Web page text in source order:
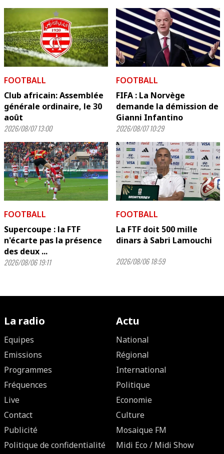
FOOTBALL
Club africain: Assemblée
générale ordinaire, le 30
août
2026/08/07 13:00
FOOTBALL
FIFA : La Norvège
demande la démission de
Gianni Infantino
2026/08/07 10:29
FOOTBALL
Supercoupe : la FTF
n'écarte pas la présence
des deux ...
2026/08/06 19:11
FOOTBALL
La FTF doit 500 mille
dinars à Sabri Lamouchi
2026/08/06 18:59
La radio
Equipes
Emissions
Programmes
Fréquences
Live
Contact
Publicité
Politique de confidentialité
Actu
National
Régional
International
Politique
Economie
Culture
Mosaique FM
Midi Eco / Midi Show